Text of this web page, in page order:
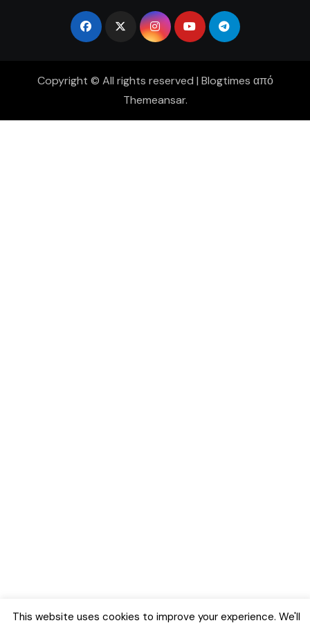
Copyright © All rights reserved | Blogtimes από
Themeansar.
This website uses cookies to improve your experience. We'll